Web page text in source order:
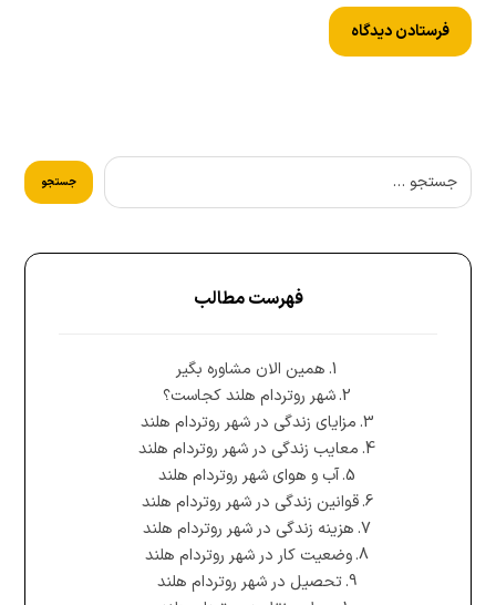
فهرست مطالب
همین الان مشاوره بگیر
شهر روتردام هلند کجاست؟
مزایای زندگی در شهر روتردام هلند
معایب زندگی در شهر روتردام هلند
آب و هوای شهر روتردام هلند
قوانین زندگی در شهر روتردام هلند
هزینه زندگی در شهر روتردام هلند
وضعیت کار در شهر روتردام هلند
تحصیل در شهر روتردام هلند